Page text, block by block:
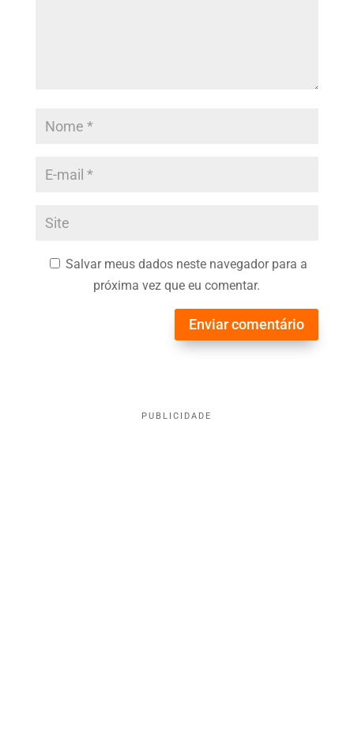
Salvar meus dados neste navegador para a
próxima vez que eu comentar.
Enviar comentário
PUBLICIDADE